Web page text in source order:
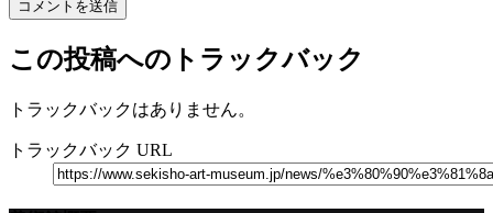
この投稿へのトラックバック
トラックバックはありません。
トラックバック URL